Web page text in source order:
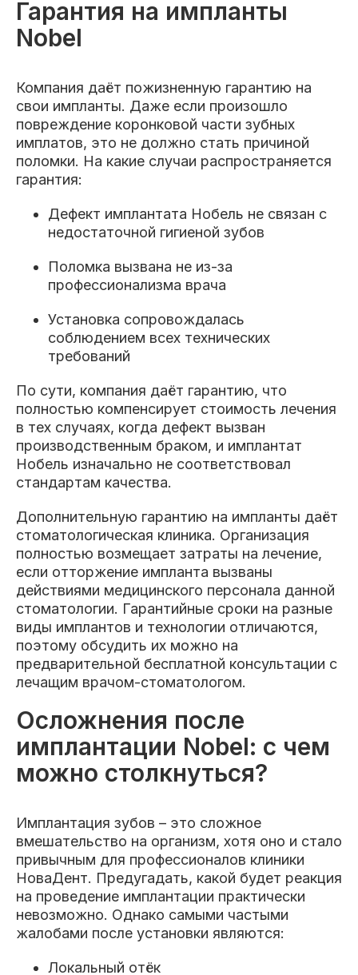
Гарантия на импланты
Nobel
Компания даёт пожизненную гарантию на
свои импланты. Даже если произошло
повреждение коронковой части зубных
имплатов, это не должно стать причиной
поломки. На какие случаи распространяется
гарантия:
Дефект имплантата Нобель не связан с
недостаточной гигиеной зубов
Поломка вызвана не из-за
профессионализма врача
Установка сопровождалась
соблюдением всех технических
требований
По сути, компания даёт гарантию, что
полностью компенсирует стоимость лечения
в тех случаях, когда дефект вызван
производственным браком, и имплантат
Нобель изначально не соответствовал
стандартам качества.
Дополнительную гарантию на импланты даёт
стоматологическая клиника. Организация
полностью возмещает затраты на лечение,
если отторжение импланта вызваны
действиями медицинского персонала данной
стоматологии. Гарантийные сроки на разные
виды имплантов и технологии отличаются,
поэтому обсудить их можно на
предварительной бесплатной консультации с
лечащим врачом-стоматологом.
Осложнения после
имплантации Nobel: с чем
можно столкнуться?
Имплантация зубов – это сложное
вмешательство на организм, хотя оно и стало
привычным для профессионалов клиники
НоваДент. Предугадать, какой будет реакция
на проведение имплантации практически
невозможно. Однако самыми частыми
жалобами после установки являются:
Локальный отёк